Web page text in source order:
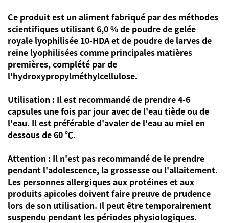
Ce produit est un aliment fabriqué par des méthodes
scientifiques utilisant 6,0 % de poudre de gelée
royale lyophilisée 10-HDA et de poudre de larves de
reine lyophilisées comme principales matières
premières, complété par de
l'hydroxypropylméthylcellulose.
Utilisation : Il est recommandé de prendre 4-6
capsules une fois par jour avec de l'eau tiède ou de
l'eau. Il est préférable d'avaler de l'eau au miel en
dessous de 60 ℃.
Attention : Il n'est pas recommandé de le prendre
pendant l'adolescence, la grossesse ou l'allaitement.
Les personnes allergiques aux protéines et aux
produits apicoles doivent faire preuve de prudence
lors de son utilisation. Il peut être temporairement
suspendu pendant les périodes physiologiques.